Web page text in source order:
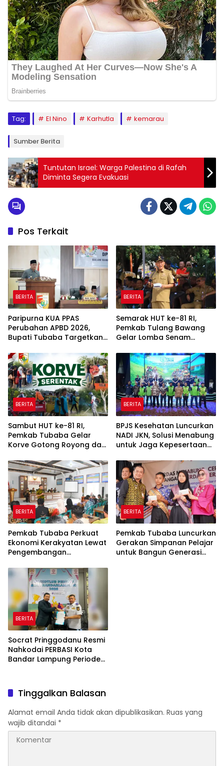
Tag: El Nino Karhutla kemarau
Sumber Berita
Tuntutan Israel: Warga Palestina di Rafah
Diminta Segera Evakuasi
Pos Terkait
BERITA
Paripurna KUA PPAS
Perubahan APBD 2026,
Bupati Tubaba Targetkan
Rp820,3 Miliar
BERITA
Semarak HUT ke-81 RI,
Pemkab Tulang Bawang
Gelar Lomba Senam
BERITA
Sambut HUT ke-81 RI,
Pemkab Tubaba Gelar
Korve Gotong Royong dan
BERITA
BPJS Kesehatan Luncurkan
NADI JKN, Solusi Menabung
untuk Jaga Kepesertaan
BERITA
Pemkab Tubaba Perkuat
Ekonomi Kerakyatan Lewat
Pengembangan
Penyaluran KUR
BERITA
Pemkab Tubaba Luncurkan
Gerakan Simpanan Pelajar
untuk Bangun Generasi
BERITA
Socrat Pringgodanu Resmi
Nahkodai PERBASI Kota
Bandar Lampung Periode
Tinggalkan Balasan
Alamat email Anda tidak akan dipublikasikan. Ruas yang
wajib ditandai *